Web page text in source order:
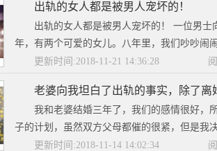
出轨的女人都是被男人宠坏的！
出轨的女人都是被男人宠坏的！ 一位男
年，有两个可爱的女儿。八年里，我们吵吵闹
更新时间:2018-11-21 14:36:28
老婆向我坦白了出轨的事实，除了离
我和老婆结婚三年了，我们的感情很好，
子的计划，虽然双方父母都催的很紧，但是我
更新时间:2018-11-14 14:02:34